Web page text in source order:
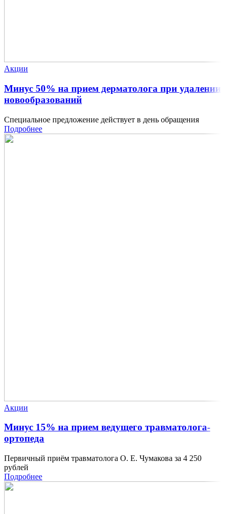
Акции
Минус 50% на прием дерматолога при удалении
новообразований
Специальное предложение действует в день обращения
Подробнее
Акции
Минус 15% на прием ведущего травматолога-
ортопеда
Первичный приём травматолога О. Е. Чумакова за 4 250
рублей
Подробнее